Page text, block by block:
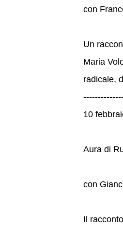
con
Un
Maria
radicale,
10
Aura di
con
Il